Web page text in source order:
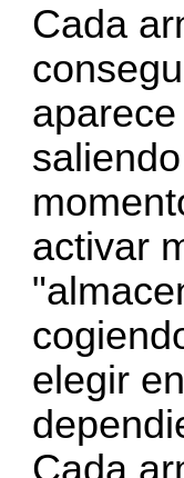
Cada
activar
elegir
Cada